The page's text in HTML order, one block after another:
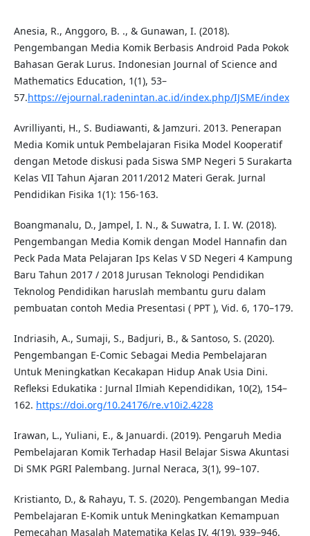
Anesia, R., Anggoro, B. ., & Gunawan, I. (2018).
Pengembangan Media Komik Berbasis Android Pada Pokok
Bahasan Gerak Lurus. Indonesian Journal of Science and
Mathematics Education, 1(1), 53–
57.https://ejournal.radenintan.ac.id/index.php/IJSME/index
Avrilliyanti, H., S. Budiawanti, & Jamzuri. 2013. Penerapan
Media Komik untuk Pembelajaran Fisika Model Kooperatif
dengan Metode diskusi pada Siswa SMP Negeri 5 Surakarta
Kelas VII Tahun Ajaran 2011/2012 Materi Gerak. Jurnal
Pendidikan Fisika 1(1): 156-163.
Boangmanalu, D., Jampel, I. N., & Suwatra, I. I. W. (2018).
Pengembangan Media Komik dengan Model Hannafin dan
Peck Pada Mata Pelajaran Ips Kelas V SD Negeri 4 Kampung
Baru Tahun 2017 / 2018 Jurusan Teknologi Pendidikan
Teknolog Pendidikan haruslah membantu guru dalam
pembuatan contoh Media Presentasi ( PPT ), Vid. 6, 170–179.
Indriasih, A., Sumaji, S., Badjuri, B., & Santoso, S. (2020).
Pengembangan E-Comic Sebagai Media Pembelajaran
Untuk Meningkatkan Kecakapan Hidup Anak Usia Dini.
Refleksi Edukatika : Jurnal Ilmiah Kependidikan, 10(2), 154–
162. https://doi.org/10.24176/re.v10i2.4228
Irawan, L., Yuliani, E., & Januardi. (2019). Pengaruh Media
Pembelajaran Komik Terhadap Hasil Belajar Siswa Akuntasi
Di SMK PGRI Palembang. Jurnal Neraca, 3(1), 99–107.
Kristianto, D., & Rahayu, T. S. (2020). Pengembangan Media
Pembelajaran E-Komik untuk Meningkatkan Kemampuan
Pemecahan Masalah Matematika Kelas IV. 4(19), 939–946.